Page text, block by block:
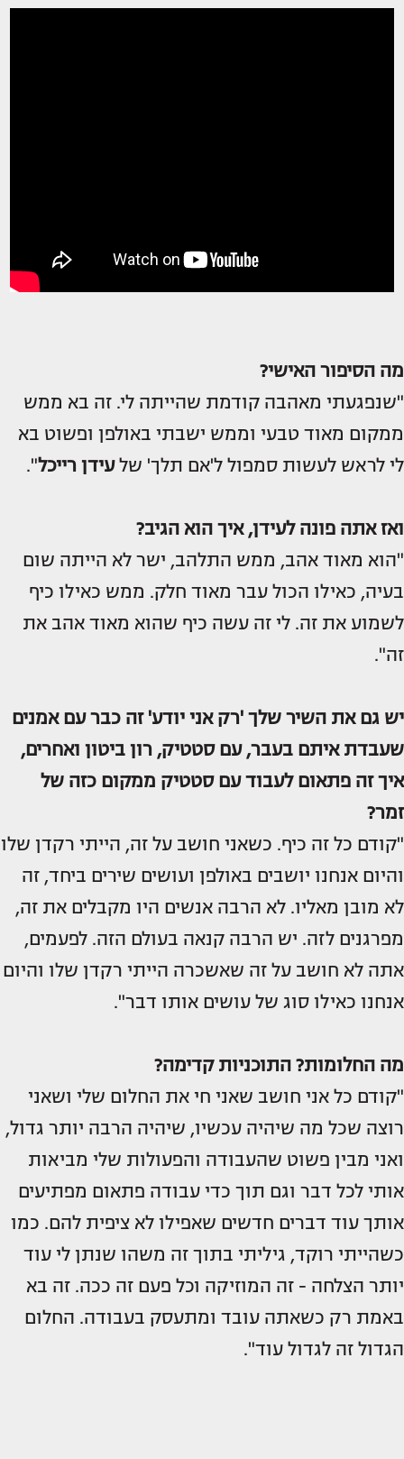
מה הסיפור האישי?
"שנפגעתי מאהבה קודמת שהייתה לי. זה בא ממש
ממקום מאוד טבעי וממש ישבתי באולפן ופשוט בא
לי לראש לעשות סמפול ל'אם תלך' שלעידן רייכל".
ואז אתה פונה לעידן, איך הוא הגיב?
"הוא מאוד אהב, ממש התלהב, ישר לא הייתה שום
בעיה, כאילו הכול עבר מאוד חלק. ממש כאילו כיף
לשמוע את זה. לי זה עשה כיף שהוא מאוד אהב את
זה".
יש גם את השיר שלך 'רק אני יודע' זה כבר עם אמנים
שעבדת איתם בעבר, עם סטטיק, רון ביטון ואחרים,
איך זה פתאום לעבוד עם סטטיק ממקום כזה של
זמר?
"קודם כל זה כיף. כשאני חושב על זה, הייתי רקדן שלו
והיום אנחנו יושבים באולפן ועושים שירים ביחד, זה
לא מובן מאליו. לא הרבה אנשים היו מקבלים את זה,
מפרגנים לזה. יש הרבה קנאה בעולם הזה. לפעמים,
אתה לא חושב על זה שאשכרה הייתי רקדן שלו והיום
אנחנו כאילו סוג של עושים אותו דבר".
מה החלומות? התוכניות קדימה?
"קודם כל אני חושב שאני חי את החלום שלי ושאני
רוצה שכל מה שיהיה עכשיו, שיהיה הרבה יותר גדול,
ואני מבין פשוט שהעבודה והפעולות שלי מביאות
אותי לכל דבר וגם תוך כדי עבודה פתאום מפתיעים
אותך עוד דברים חדשים שאפילו לא ציפית להם. כמו
כשהייתי רוקד, גיליתי בתוך זה משהו שנתן לי עוד
יותר הצלחה - זה המוזיקה וכל פעם זה ככה. זה בא
באמת רק כשאתה עובד ומתעסק בעבודה. החלום
הגדול זה לגדול עוד".